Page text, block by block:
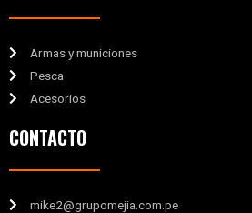
Armas y municiones
Pesca
Acesorios
CONTACTO
mike2@grupomejia.com.pe